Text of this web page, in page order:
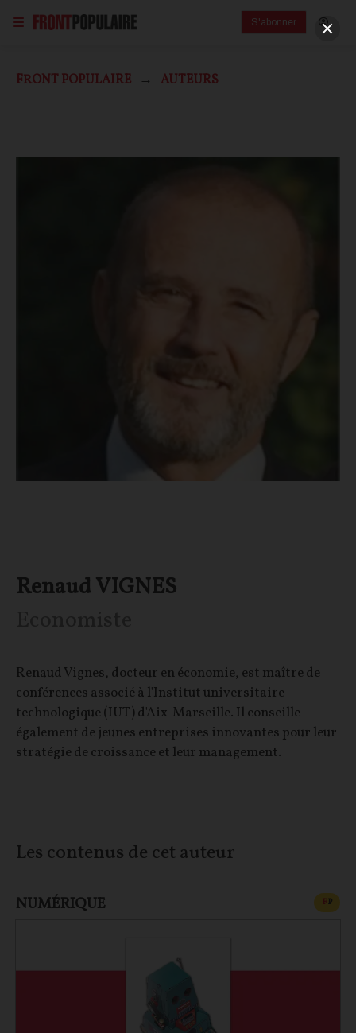
S'abonner
FRONT POPULAIRE AUTEURS
Renaud VIGNES
Renaud Vignes, docteur en économie, est maître de
conférences associé à l'Institut universitaire
technologique (IUT) d'Aix-Marseille. Il conseille
également de jeunes entreprises innovantes pour leur
stratégie de croissance et leur management.
Les contenus de cet auteur
NUMÉRIQUE FP